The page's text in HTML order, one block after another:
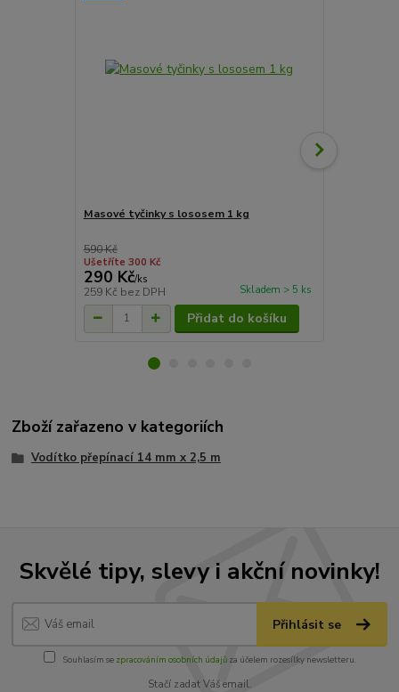
Masové tyčinky s lososem 1 kg
590 Kč
Ušetříte 300 Kč
290 Kč/ks
259 Kč bez DPH Skladem > 5 ks
Přidat do košíku
Zboží zařazeno v kategoriích
Vodítko přepínací 14 mm x 2,5 m
Skvělé tipy, slevy i akční novinky!
Přihlásit se
Souhlasím se zpracováním osobních údajůza účelem rozesílky newsletteru.
Stačí zadat Váš email.